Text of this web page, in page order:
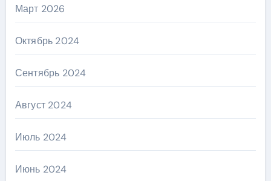
Март 2026
Октябрь 2024
Сентябрь 2024
Август 2024
Июль 2024
Июнь 2024